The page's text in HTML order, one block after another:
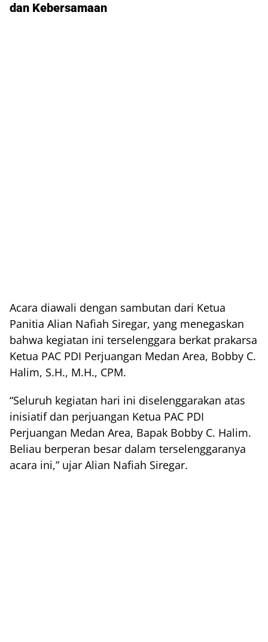
dan Kebersamaan
Acara diawali dengan sambutan dari Ketua
Panitia Alian Nafiah Siregar, yang menegaskan
bahwa kegiatan ini terselenggara berkat prakarsa
Ketua PAC PDI Perjuangan Medan Area, Bobby C.
Halim, S.H., M.H., CPM.
“Seluruh kegiatan hari ini diselenggarakan atas
inisiatif dan perjuangan Ketua PAC PDI
Perjuangan Medan Area, Bapak Bobby C. Halim.
Beliau berperan besar dalam terselenggaranya
acara ini,” ujar Alian Nafiah Siregar.